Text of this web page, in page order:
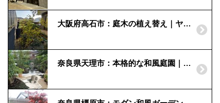
大阪府高石市：庭木の植え替え｜ヤマボウシとイロハモミジ
奈良県天理市：本格的な和風庭園｜自然石と植栽で美しい空間